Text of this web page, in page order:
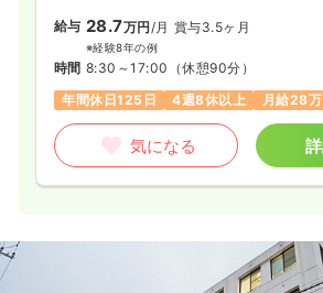
給与 28.7万円 /月 賞与3.5ヶ月
※経験8年の例
時間 8:30～17:00 （休憩90分）
年間休日125日
4週8休以上 月給28
気になる